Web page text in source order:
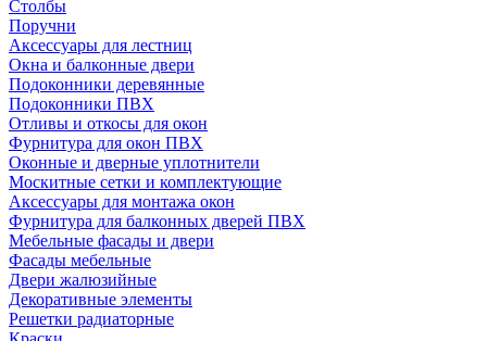
Столбы
Поручни
Аксессуары для лестниц
Окна и балконные двери
Подоконники деревянные
Подоконники ПВХ
Отливы и откосы для окон
Фурнитура для окон ПВХ
Оконные и дверные уплотнители
Москитные сетки и комплектующие
Аксессуары для монтажа окон
Фурнитура для балконных дверей ПВХ
Мебельные фасады и двери
Фасады мебельные
Двери жалюзийные
Декоративные элементы
Решетки радиаторные